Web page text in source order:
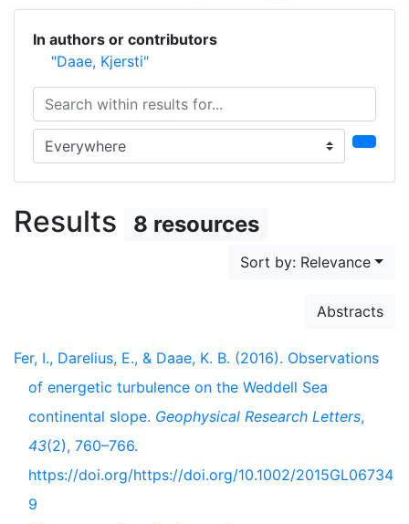
In authors or contributors
"Daae, Kjersti"
Search within results for...
Search in...
Results 8 resources
Sort by: Relevance
Abstracts
Fer, I., Darelius, E., & Daae, K. B. (2016). Observations
of energetic turbulence on the Weddell Sea
continental slope. Geophysical Research Letters,
43(2), 760–766.
https://doi.org/https://doi.org/10.1002/2015GL06734
9